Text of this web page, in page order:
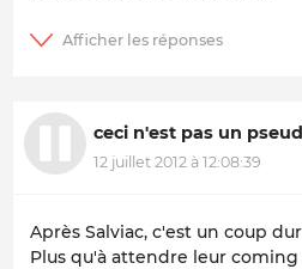
ceci n'est pas un
12 juillet 2012 à 12:08:39
Après Salviac, c'est un coup
Plus qu'à attendre leur coming